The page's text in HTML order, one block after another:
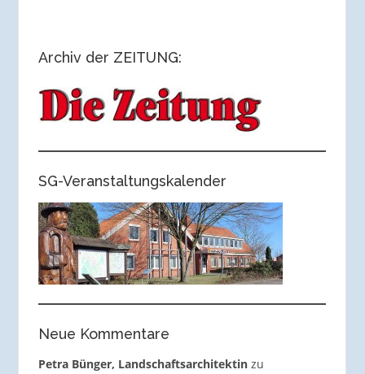
Archiv der ZEITUNG:
SG-Veranstaltungskalender
Neue Kommentare
Petra Bünger, Landschaftsarchitektinzu